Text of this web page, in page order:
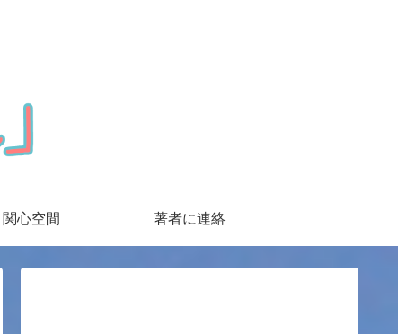
関心空間 著者に連絡